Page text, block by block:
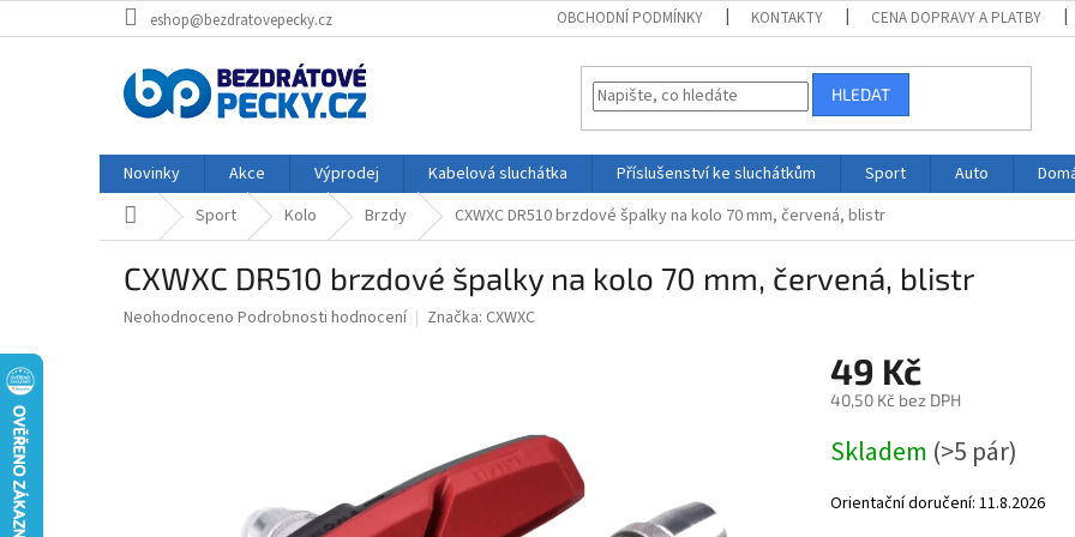
na
eshop@bezdratovepecky.cz OBCHODNÍ PODMÍNKY KONTAKTY CENA DOPRAVY A PLATBY
HLEDAT
Novinky Akce Výprodej Kabelová sluchátka Příslušenství ke sluchátkům Sport Auto
Domů Sport Kolo Brzdy CXWXC DR510 brzdové špalky na kolo 70 mm, červená, blistr
CXWXC DR510 brzdové špalky na kolo 70 mm, červená, blistr
Průměrné
Neohodnoceno Podrobnosti hodnocení Značka: CXWXC
49 Kč
40,50 Kč bez DPH
cena:
Skladem (>5 pár)
Orientační doručení: 11.8.2026